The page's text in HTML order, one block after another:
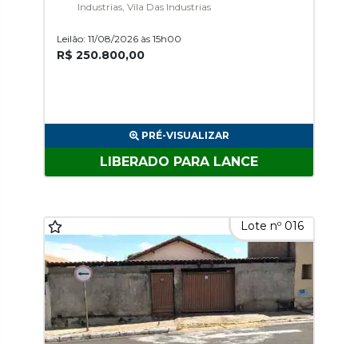
Industrias, Vila Das Industrias
Leilão: 11/08/2026 às 15h00
R$ 250.800,00
PRÉ-VISUALIZAR
LIBERADO PARA LANCE
Lote nº 016